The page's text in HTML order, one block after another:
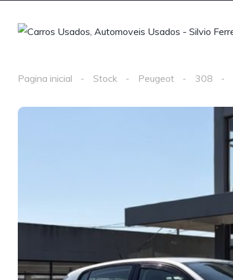
Pagina inicial Stock Peugeot 308